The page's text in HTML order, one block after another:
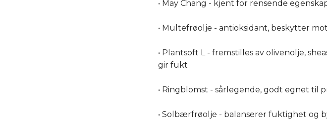
• May Chang - kjent for rensende
• Multefrøolje - antioksidant, beskytter
• Plantsoft L - fremstilles av olivenolje,
gir fukt
• Ringblomst - sårlegende, godt egnet til
• Solbærfrøolje - balanserer fuktighet og